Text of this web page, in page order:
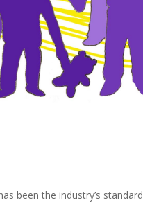
been the industry’s standard